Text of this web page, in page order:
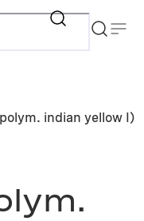
indian yellow I)